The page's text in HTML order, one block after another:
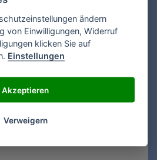
ändern
von Einwilligungen, Widerruf
klicken Sie auf
Einstellungen
Akzeptieren
Verweigern